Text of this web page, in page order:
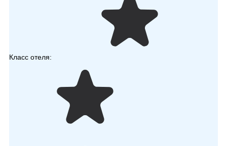
Класс отеля: